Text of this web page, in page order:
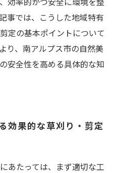
事では、こうした地域特有
定の基本ポイントについて
り、南アルプス市の自然美
安全性を高める具体的な知
効果的な草刈り・剪定
あたっては、まず適切な工